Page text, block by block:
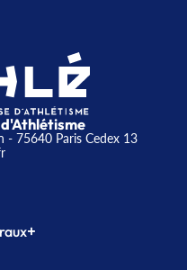
- 75640 Paris Cedex 13
+